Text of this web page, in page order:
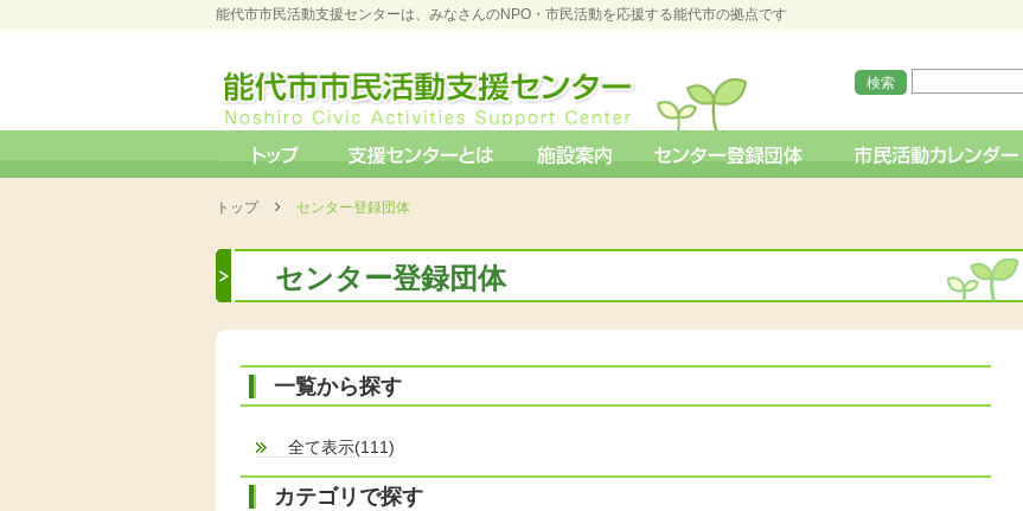
能代市市民活動支援センターは、みなさんのNPO・市民活動を応援する能代市の拠点です
トップ › センター登録団体
センター登録団体
一覧から探す
全て表示(111)
カテゴリで探す